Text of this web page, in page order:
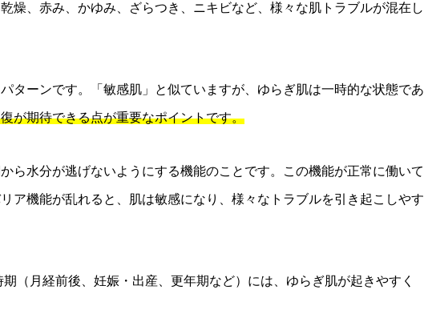
燥、赤み、かゆみ、ざらつき、ニキビなど、様々な肌トラブルが混在し
ターンです。「敏感肌」と似ていますが、ゆらぎ肌は一時的な状態であ
が期待できる点が重要なポイントです。
ら水分が逃げないようにする機能のことです。この機能が正常に働いて
ア機能が乱れると、肌は敏感になり、様々なトラブルを引き起こしやす
（月経前後、妊娠・出産、更年期など）には、ゆらぎ肌が起きやすく